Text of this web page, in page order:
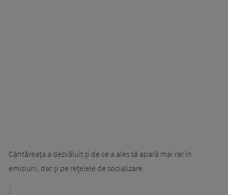
Cântăreața a dezvăluit și de ce a ales să apară mai rar în
emisiuni, dar și pe rețelele de socializare.